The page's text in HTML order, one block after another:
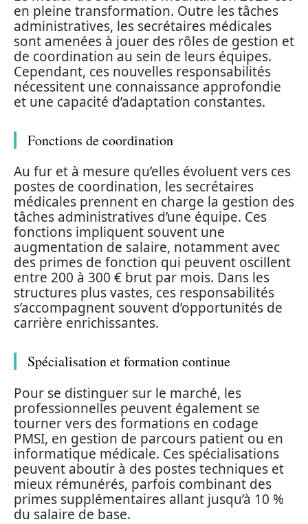
en pleine transformation. Outre les tâches
administratives, les secrétaires médicales
sont amenées à jouer des rôles de gestion et
de coordination au sein de leurs équipes.
Cependant, ces nouvelles responsabilités
nécessitent une connaissance approfondie
et une capacité d’adaptation constantes.
Fonctions de coordination
Au fur et à mesure qu’elles évoluent vers ces
postes de coordination, les secrétaires
médicales prennent en charge la gestion des
tâches administratives d’une équipe. Ces
fonctions impliquent souvent une
augmentation de salaire, notamment avec
des primes de fonction qui peuvent oscillent
entre 200 à 300 € brut par mois. Dans les
structures plus vastes, ces responsabilités
s’accompagnent souvent d’opportunités de
carrière enrichissantes.
Spécialisation et formation continue
Pour se distinguer sur le marché, les
professionnelles peuvent également se
tourner vers des formations en codage
PMSI, en gestion de parcours patient ou en
informatique médicale. Ces spécialisations
peuvent aboutir à des postes techniques et
mieux rémunérés, parfois combinant des
primes supplémentaires allant jusqu’à 10 %
du salaire de base.